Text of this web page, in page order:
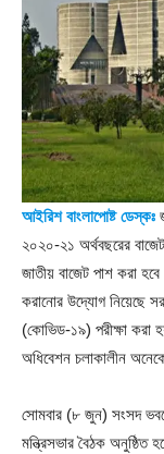
আইরিশ বাংলাপোষ্ট ডেস্কঃ
২০২০-২১ অর্থবছরের
জাতীয় বাজেট পাশ করা
করানোর উদ্যোগ নিয়েছে
(কোভিড-১৯) পরীক্ষা করা
অধিবেশন চলাকালীন
সোমবার (৮ জুন) সংসদ
মন্ত্রিসভার বৈঠক অনুষ্ঠিত